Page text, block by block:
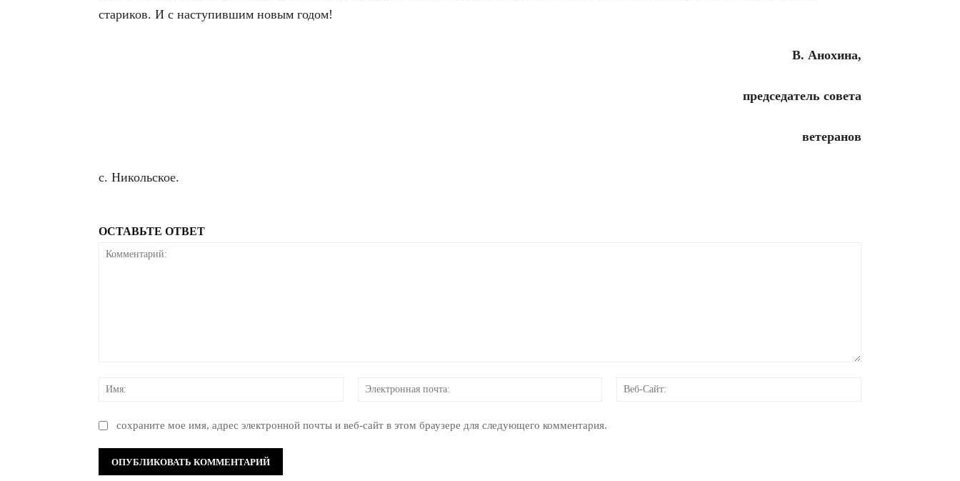
стариков. И с наступившим новым годом!
В. Анохина,
председатель совета
ветеранов
с. Никольское.
ОСТАВЬТЕ ОТВЕТ
Имя:
Электронная
сохраните мое имя, адрес электронной почты и веб-сайт в этом браузере для следующего комментария.